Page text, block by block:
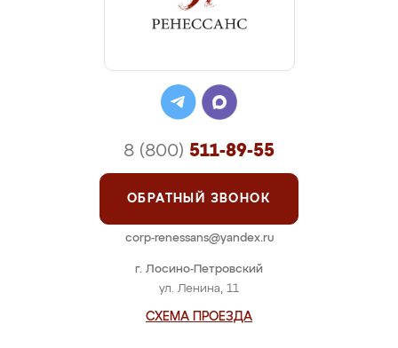
г. Лосино-Петровский
ул. Ленина, 11
СХЕМА ПРОЕЗДА
8 (800) 511-89-55
ОБРАТНЫЙ ЗВОНОК
corp-renessans@yandex.ru